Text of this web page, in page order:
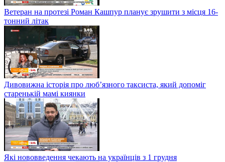
Ветеран на протезі Роман Кашпур планує зрушити з місця 16-
тонний літак
Дивовижна історія про люб’язного таксиста, який допоміг
старенькій мамі киянки
Які нововведення чекають на українців з 1 грудня